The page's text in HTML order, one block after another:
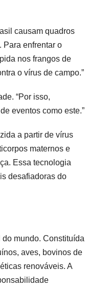
causam quadros
Para enfrentar o
nos frangos de
o vírus de campo.”
“Por isso,
eventos como este.”
a partir de vírus
maternos e
Essa tecnologia
desafiadoras do
mundo. Constituída
aves, bovinos de
renováveis. A